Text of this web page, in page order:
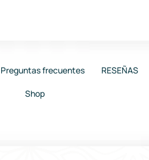
Preguntas frecuentes RESEÑAS
Shop